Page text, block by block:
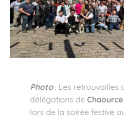
Photo : Les retrouvailles
délégations de Chaource
lors de la soirée festive